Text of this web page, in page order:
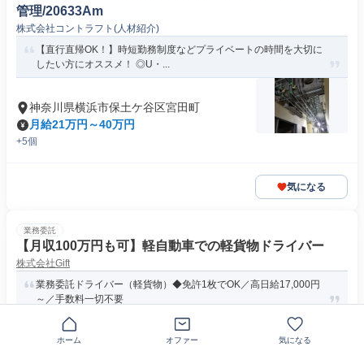
管理/20633Am
株式会社コントラフト(人材紹介)
【直行直帰OK！】時短勤務制度などプライベートの時間を大切に
したい方にオススメ！ ◎U・...
神奈川県横浜市保土ケ谷区宮田町
月給21万円～40万円
+5個
気になる
業務委託
【月収100万円も可】軽自動車での軽貨物ドライバー
株式会社Gift
業務委託ドライバー（軽貨物）◆免許1枚でOK／高日給17,000円
～／手数料一切不要
神奈川県横浜市保土ケ谷区
ホーム オファー 気になる